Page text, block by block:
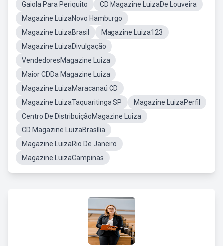
Gaiola Para Periquito
CD Magazine LuizaDe Louveira
Magazine LuizaNovo Hamburgo
Magazine LuizaBrasil
Magazine Luiza123
Magazine LuizaDivulgação
VendedoresMagazine Luiza
Maior CDDa Magazine Luiza
Magazine LuizaMaracanaú CD
Magazine LuizaTaquaritinga SP
Magazine LuizaPerfil
Centro De DistribuiçãoMagazine Luiza
CD Magazine LuizaBrasília
Magazine LuizaRio De Janeiro
Magazine LuizaCampinas